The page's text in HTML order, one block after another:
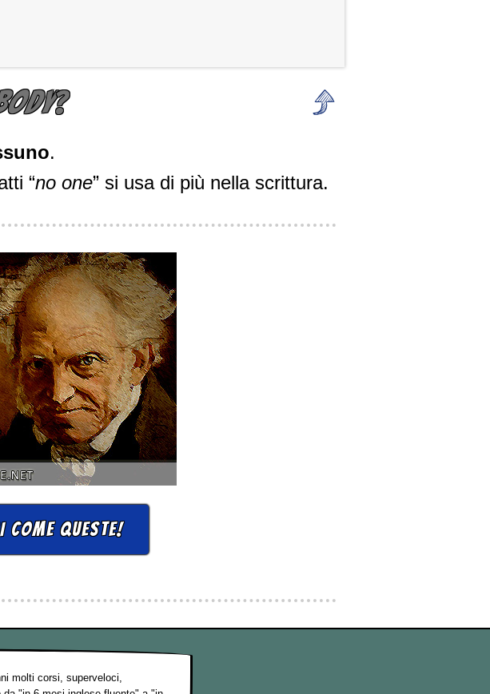
?
.
“no one” si usa di più nella scrittura.
COME QUESTE!
molti corsi, superveloci,